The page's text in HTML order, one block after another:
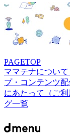
PAGETOP
ママテナについて
プ・コンテンツ
にあたって（ご
グ一覧